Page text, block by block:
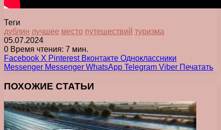
Теги
дублин лучшее место путешествий туризма
05.07.2024
0 Время чтения: 7 мин.
Facebook X Pinterest Вконтакте Одноклассники
Messenger Messenger WhatsApp Telegram Viber Печатать
ПОХОЖИЕ СТАТЬИ